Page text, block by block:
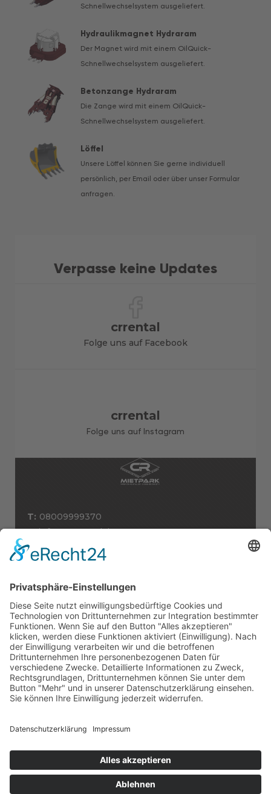
Schnellwechselsystem ausgeliefert.
Hydraulikmagnet Hydraram
Der Magnet wird mit einem OilQuick-
Schnellwechselsystem ausgeliefert.
Betonzange Hydraram
Die Zange wird mit einem OilQuick-
Schnellwechselsystem ausgeliefert.
Löffel
Unsere Löffel können Sie gerne individuell
persönlich, per Email oder über unser Formular
anfragen.
Verpasse keine Updates
crrental
Folge uns auf Facebook
crrental
Folge uns auf Instagram
Rudolf-Diesel-Straße 25
56220 Urmitz
T: 08009999370
E: info@cr-rental.de
Datenschutz
Impressum
Cookie-Einstellungen